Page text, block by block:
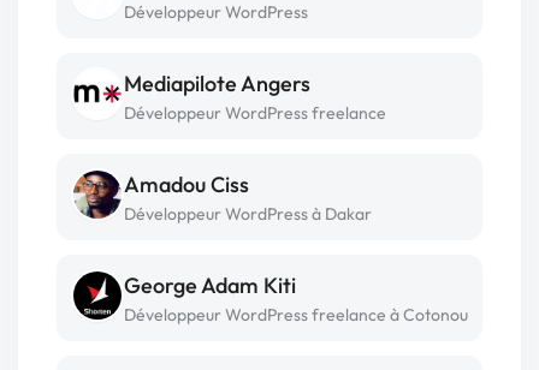
Développeur WordPress
Mediapilote Angers
Développeur WordPress freelance
Amadou Ciss
Développeur WordPress à Dakar
George Adam Kiti
Développeur WordPress freelance à Cotonou